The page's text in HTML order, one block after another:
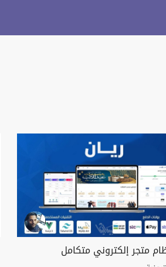
متجر إلكتروني متكامل